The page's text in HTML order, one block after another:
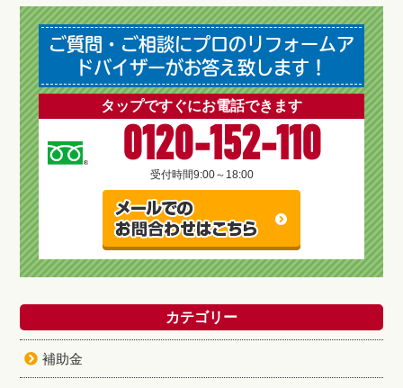
ご質問・ご相談にプロのリフォームア
ドバイザーがお答え致します！
タップですぐにお電話できます
0120-152-110
受付時間9:00～18:00
カテゴリー
補助金